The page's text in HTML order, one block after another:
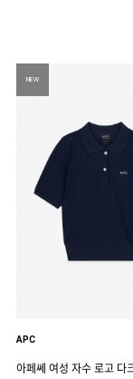
NEW
APC
아페쎄 여성 자수 로고 다